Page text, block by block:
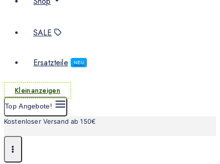
SALE
Ersatzteile NEU
Kleinanzeigen
Top Angebote!
Kostenloser Versand ab 150€